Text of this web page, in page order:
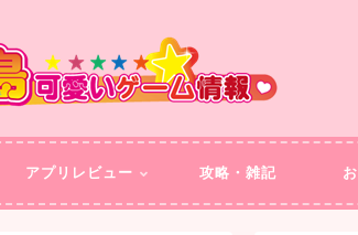
アプリレビュー 攻略・雑記